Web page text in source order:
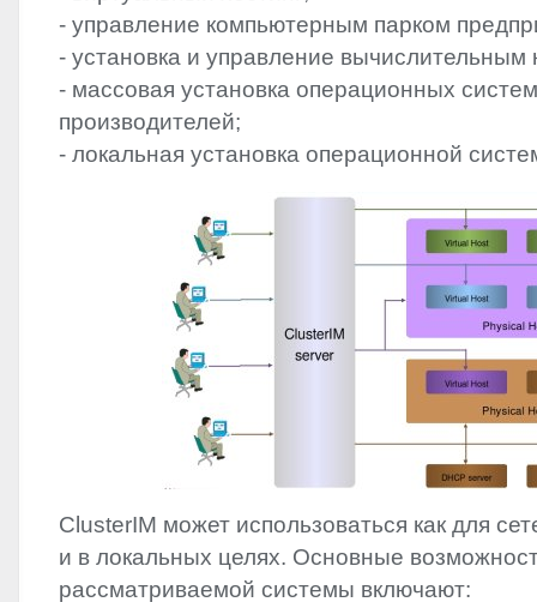
- управление компьютерным парком
- установка и управление вычислительным
- массовая установка операционных
производителей;
- локальная установка операционной
ClusterIM может использоваться как для
и в локальных целях. Основные
рассматриваемой системы включают: